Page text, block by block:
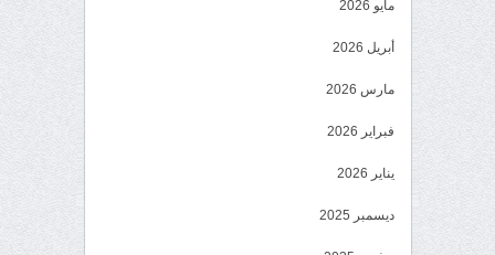
مايو 2026
أبريل 2026
مارس 2026
فبراير 2026
يناير 2026
ديسمبر 2025